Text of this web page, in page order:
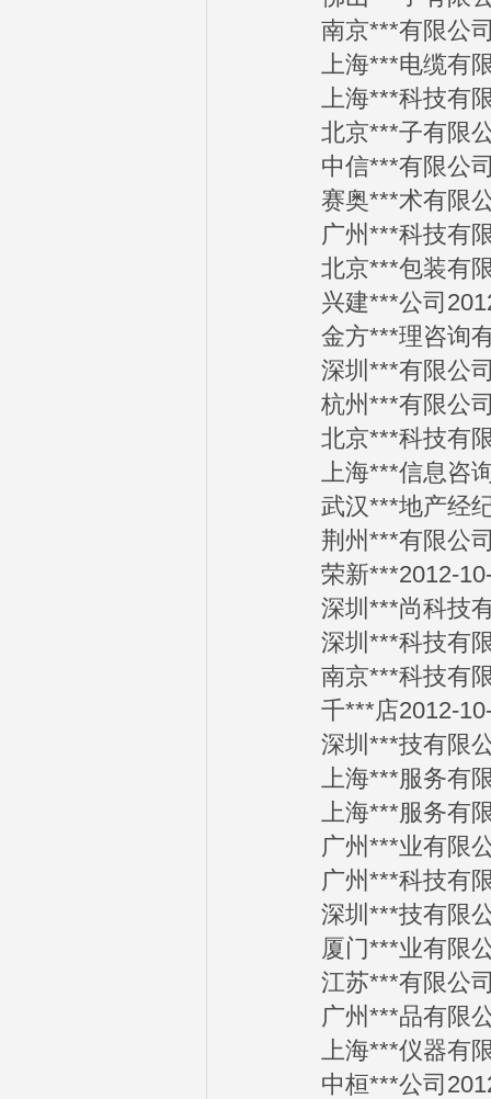
南京***有限公司
上海***电缆有限
上海***科技有限
北京***子有限公
中信***有限公司
赛奥***术有限公
广州***科技有限
北京***包装有限
兴建***公司
金方***理咨询有
深圳***有限公司
杭州***有限公司
北京***科技有限
上海***信息咨询
武汉***地产经纪
荆州***有限公司
荣新***2012-
深圳***尚科技有
深圳***科技有限
南京***科技有限
千***店2012-
深圳***技有限公
上海***服务有限
上海***服务有限
广州***业有限公
广州***科技有限
深圳***技有限公
厦门***业有限公
江苏***有限公司
广州***品有限公
上海***仪器有限
中桓***公司